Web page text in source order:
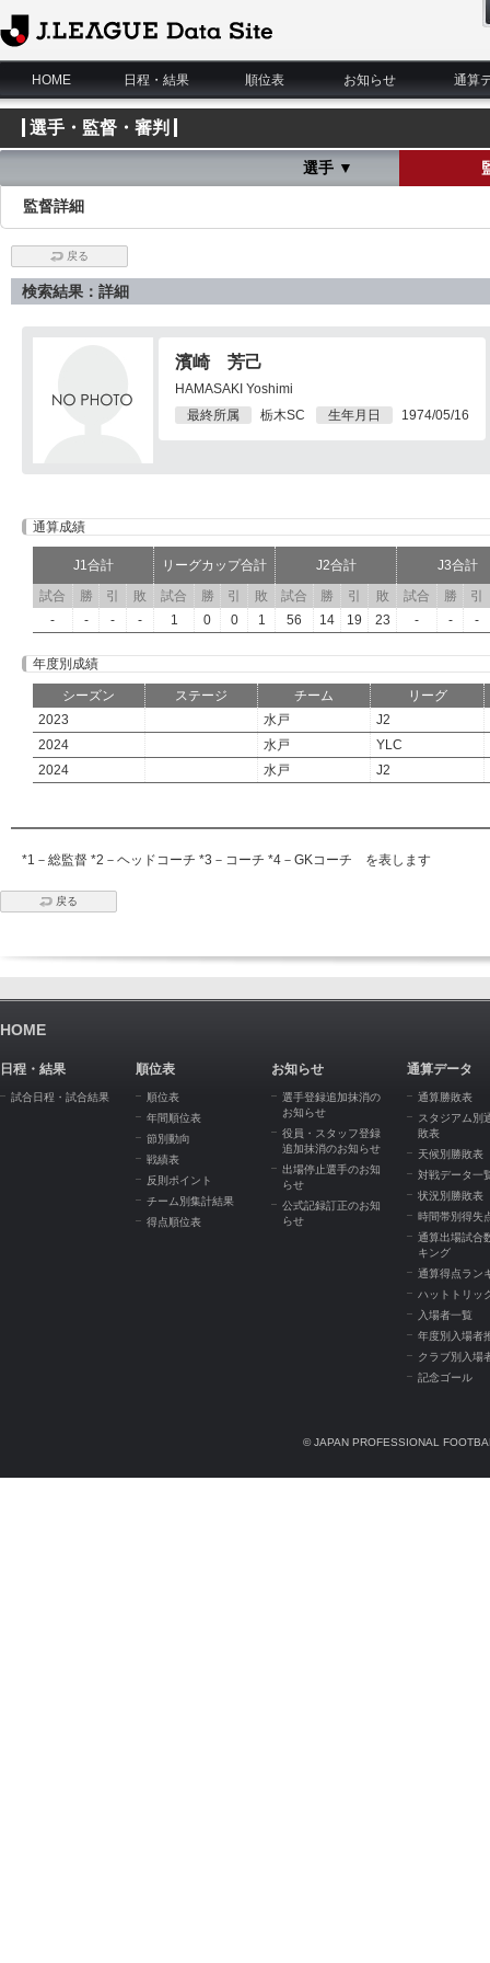
J.League Data Site
HOME
日程・結果 順位表 お知らせ 通算
選手・監督・審判
選手 ▼
監督詳細
戻る
検索結果：詳細
濱崎 芳己
HAMASAKI Yoshimi
最終所属
栃木SC 生年月日 1974/05/16
通算成績
J1合計 リーグカップ合計 J2合計
J3合計
試合
勝 引 敗 試合 勝 引 敗 試合 勝 引 敗 試合 勝
引
-
- - - 1 0 0 1 56 14 19 23 - - -
年度別成績
シーズン ステージ チーム
リーグ
2023
水戸
J2
2024
水戸
YLC
2024
水戸 J2
*1－総監督 *2－ヘッドコーチ *3－コーチ *4－GKコーチ を表します
戻る
HOME
日程・結果
試合日程・試合結果
順位表
順位表
年間順位表
節別動向
戦績表
反則ポイント
チーム別集計結果
得点順位表
お知らせ
選手登録追加抹消の
お知らせ
役員・スタッフ登録
追加抹消のお知らせ
出場停止選手のお知
らせ
公式記録訂正のお知
らせ
通算データ
通算勝敗表
スタジアム別
敗表
天候別勝敗表
対戦データ一
状況別勝敗表
時間帯別得失
通算出場試合
キング
通算得点ラン
ハットトリッ
入場者一覧
年度別入場者
クラブ別入場
記念ゴール
© JAPAN PROFESSIONAL